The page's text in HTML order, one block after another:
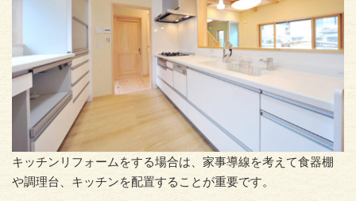
キッチンリフォームをする場合は、家事導線を考えて食器棚
や調理台、キッチンを配置することが重要です。